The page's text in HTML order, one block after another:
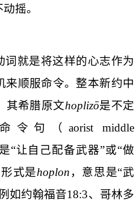
摇。
词就是将这样的心志作为
来顺服命令。整本新约中
其希腊原文hoplizō是不定
令句（aorist middle
“让自己配备武器”或“做
式是hoplon ，意思是“武
如约翰福音18:3、哥林多